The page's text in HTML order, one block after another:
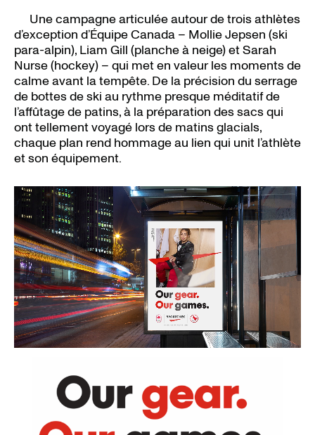
Une campagne articulée autour de trois athlètes
d’exception d’Équipe Canada – Mollie Jepsen (ski
para-alpin), Liam Gill (planche à neige) et Sarah
Nurse (hockey) – qui met en valeur les moments de
calme avant la tempête. De la précision du serrage
de bottes de ski au rythme presque méditatif de
l’affûtage de patins, à la préparation des sacs qui
ont tellement voyagé lors de matins glacials,
chaque plan rend hommage au lien qui unit l’athlète
et son équipement.